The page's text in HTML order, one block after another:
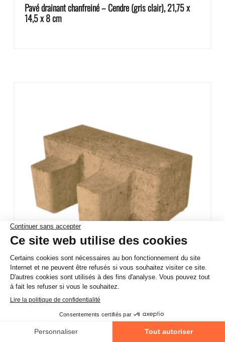
Pavé drainant chanfreiné – Cendre (gris clair), 21,75 x
14,5 x 8 cm
Pavé drainant chanfreiné – Luxembourg (jaune/beige –
grès jurassique), 21,75 x 14,5 x 8 cm